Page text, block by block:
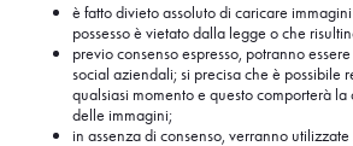
è fatto divieto assoluto di caricare
possesso è vietato dalla legge o che
previo consenso espresso, potranno
social aziendali; si precisa che è possibile
qualsiasi momento e questo comporterà
delle immagini;
in assenza di consenso, verranno